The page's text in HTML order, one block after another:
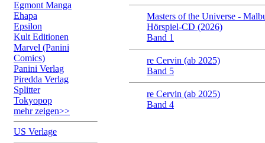
Egmont Manga
Ehapa
Epsilon
Kult Editionen
Marvel (Panini
Comics)
Panini Verlag
Piredda Verlag
Splitter
Tokyopop
mehr zeigen>>
US Verlage
Masters of the Universe -
Hörspiel-CD (2026)
Band 1
re Cervin (ab 2025)
Band 5
re Cervin (ab 2025)
Band 4